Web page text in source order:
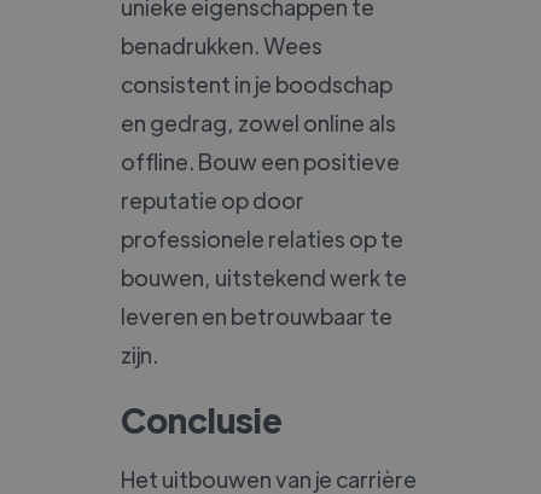
unieke eigenschappen te
benadrukken. Wees
consistent in je boodschap
en gedrag, zowel online als
offline. Bouw een positieve
reputatie op door
professionele relaties op te
bouwen, uitstekend werk te
leveren en betrouwbaar te
zijn.
Conclusie
Het uitbouwen van je carrière